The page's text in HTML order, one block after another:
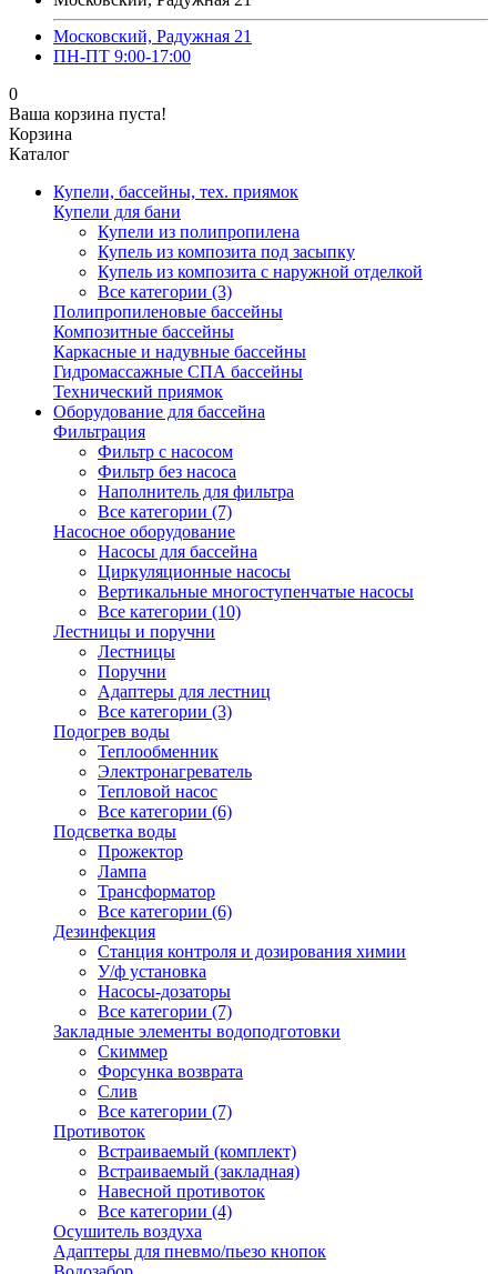
Московский, Радужная 21
ПН-ПТ 9:00-17:00
0
Ваша корзина пуста!
Корзина
Каталог
Купели, бассейны, тех. приямок
Купели для бани
Купели из полипропилена
Купель из композита под засыпку
Купель из композита с наружной отделкой
Все категории (3)
Полипропиленовые бассейны
Композитные бассейны
Каркасные и надувные бассейны
Гидромассажные СПА бассейны
Технический приямок
Оборудование для бассейна
Фильтрация
Фильтр с насосом
Фильтр без насоса
Наполнитель для фильтра
Все категории (7)
Насосное оборудование
Насосы для бассейна
Циркуляционные насосы
Вертикальные многоступенчатые насосы
Все категории (10)
Лестницы и поручни
Лестницы
Поручни
Адаптеры для лестниц
Все категории (3)
Подогрев воды
Теплообменник
Электронагреватель
Тепловой насос
Все категории (6)
Подсветка воды
Прожектор
Лампа
Трансформатор
Все категории (6)
Дезинфекция
Станция контроля и дозирования химии
У/ф установка
Насосы-дозаторы
Все категории (7)
Закладные элементы водоподготовки
Скиммер
Форсунка возврата
Слив
Все категории (7)
Противоток
Встраиваемый (комплект)
Встраиваемый (закладная)
Навесной противоток
Все категории (4)
Осушитель воздуха
Адаптеры для пневмо/пьезо кнопок